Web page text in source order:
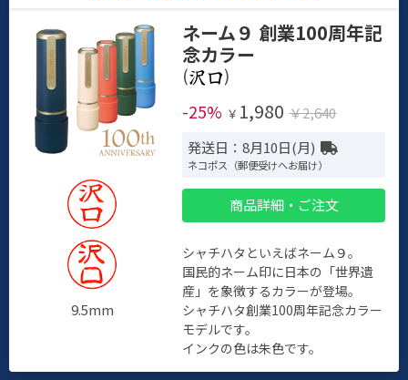
9.5mm
ネーム９ 創業100周年記
念カラー
(
)
-25% ￥ 1,980 ￥2,640
発送日：8月10日(月)
ネコポス（郵便受けへお届け）
商品詳細・ご注文
シャチハタといえばネーム９。
国民的ネーム印に日本の「世界遺
産」を象徴するカラーが登場。
シャチハタ創業100周年記念カラー
モデルです。
インクの色は朱色です。